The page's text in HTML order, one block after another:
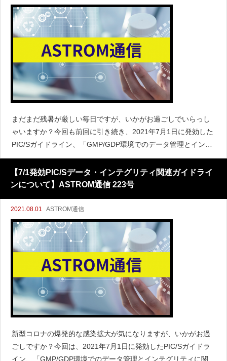
まだまだ残暑が厳しい毎日ですが、いかがお過ごしでいらっし
ゃいますか？今回も前回に引き続き、2021年7月1日に発効した
PIC/Sガイドライン、「GMP/GDP環境でのデータ管理とインテ
グリティに関する適正管理基準（PI 041-1」について見ていき
たいと思います。出典htt
【7/1発効PIC/Sデータ・インテグリティ関連ガイドライ
ンについて】ASTROM通信 223号
2021.08.01 ASTROM通信
新型コロナの爆発的な感染拡大が気になりますが、いかがお過
ごしですか？今回は、2021年7月1日に発効したPIC/Sガイドラ
イン、「GMP/GDP環境でのデータ管理とインテグリティに関す